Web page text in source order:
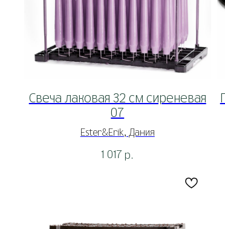
Свеча лаковая 32 см сиреневая
07
Ester&Erik, Дания
1 017 р.